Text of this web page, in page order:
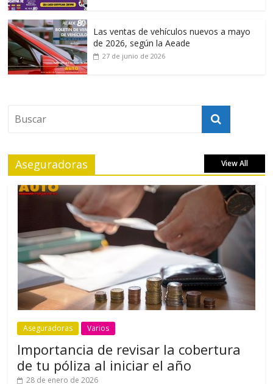
Las ventas de vehículos nuevos a mayo
de 2026, según la Aeade
27 de junio de 2026
Aseguradoras View All
Aseguradoras Varios
Importancia de revisar la cobertura
de tu póliza al iniciar el año
28 de enero de 2026